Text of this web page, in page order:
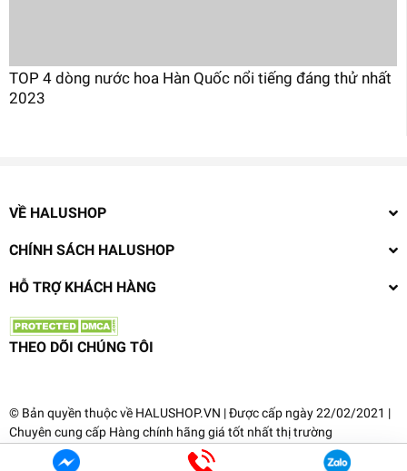
TOP 4 dòng nước hoa Hàn Quốc nổi tiếng đáng thử nhất
2023
VỀ HALUSHOP
CHÍNH SÁCH HALUSHOP
HỖ TRỢ KHÁCH HÀNG
THEO DÕI CHÚNG TÔI
© Bản quyền thuộc về HALUSHOP.VN | Được cấp ngày 22/02/2021 |
Chuyên cung cấp Hàng chính hãng giá tốt nhất thị trường